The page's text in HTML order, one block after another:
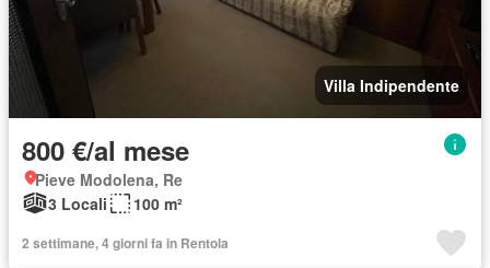
Villa Indipendente
800 €/al mese
Pieve Modolena, Re
3 Locali
100 m²
2 settimane, 4 giorni fa in Rentola